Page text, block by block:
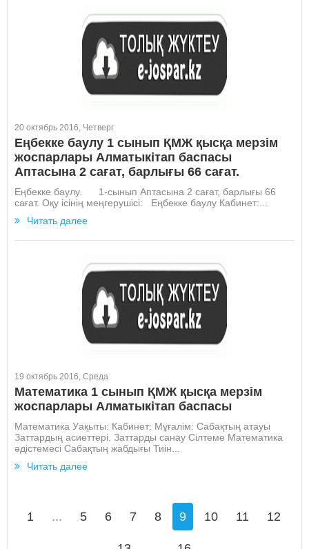
20 октябрь 2016, Четверг
Еңбекке баулу 1 сынып ҚМЖ қысқа мерзім
жоспарлары Алматыкітап баспасы
Аптасына 2 сағат, барлығы 66 сағат.
Еңбекке баулу. 1-сынып Аптасына 2 сағат, барлығы 66
сағат. Оқу ісінің меңгерушісі: Еңбекке баулу Кабинет:...
Читать далее
19 октябрь 2016, Среда
Математика 1 сынып ҚМЖ қысқа мерзім
жоспарлары Алматыкітап баспасы
Математика Уақыты: Кабинет: Мұғалім: Сабақтың атауы
Заттардың асиеттері. Заттарды санау Сілтеме Математика
әдістемесі Сабақтың жабдығы Тиін...
Читать далее
1 ... 5 6 7 8 9 10 11 12